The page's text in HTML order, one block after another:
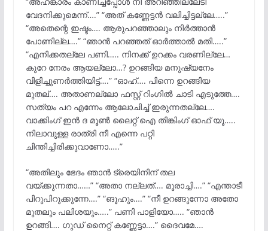
വേദനിക്കുമെന്ന്….” “അത് കണ്ണേട്ടൻ വലിച്ചിട്ടല്ലേ…..”
“അതെന്റെ ഇഷ്ടം…. ആരുപറഞ്ഞാലും നിർത്താൻ
പോണില്ല….” “ഞാൻ പറഞ്ഞത് ഓർത്താൽ മതി…..”
“എനിക്കതല്ലേ പണി….. നിനക്ക് ഉറക്കം വരണില്ലേ…
കുറേ നേരം ആയല്ലോ…? ഉറങ്ങിയ മനുഷ്യനേം
വിളിച്ചുണർത്തിയിട്ട്….” “ഓഹ്…. പിന്നെ ഉറങ്ങിയ
മുതല്…. അതാണല്ലോ ഫസ്റ്റ് റിംഗിൽ ചാടി എടുത്തേ….
സത്യം പറ എന്നേം ആലോചിച്ച് ഇരുന്നതല്ലേ….
വാക്കിംഗ് ഇൻ ദ മൂൺ ലൈറ്റ് ഐ തിങ്കിംഗ് ഓഫ് യൂ…..
നിലാവുള്ള രാത്രി നീ എന്നെ പറ്റി
ചിന്തിച്ചിരിക്കുവാണോ…..”
“അതിലും ഭേദം ഞാൻ ട്രെയിനിന് തല
വയ്ക്കുന്നതാ……” “അതാ നല്ലത്…. മൂരാച്ചി….” “എന്താടീ
പിറുപിറുക്കുന്നേ….” “ങൂഹും….” “നീ ഉറങ്ങുന്നോ അതോ
മുതലും പലിശയും…..” പണി പാളിയോ….. “ഞാൻ
ഉറങ്ങി…. ഗുഡ് നൈറ്റ് കണ്ണേട്ടാ….” ദൈവമേ….